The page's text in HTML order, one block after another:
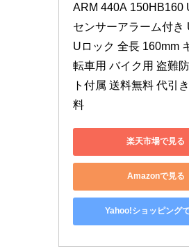
ARM 440A 150HB160
センサーアラーム付き
Uロック 全長 160mm
転車用 バイク用 盗難
ト付属 送料無料 代引
料
楽天市場で見る
Amazonで見る
Yahoo!ショッピング